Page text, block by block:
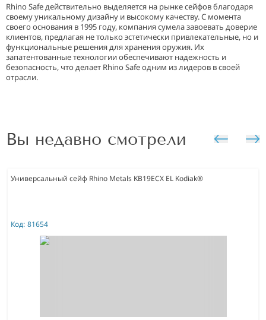
Rhino Safe действительно выделяется на рынке сейфов благодаря
своему уникальному дизайну и высокому качеству. С момента
своего основания в 1995 году, компания сумела завоевать доверие
клиентов, предлагая не только эстетически привлекательные, но и
функциональные решения для хранения оружия. Их
запатентованные технологии обеспечивают надежность и
безопасность, что делает Rhino Safe одним из лидеров в своей
отрасли.
Вы недавно смотрели
Универсальный сейф Rhino Metals KB19ECX EL Kodiak®
Код: 81654